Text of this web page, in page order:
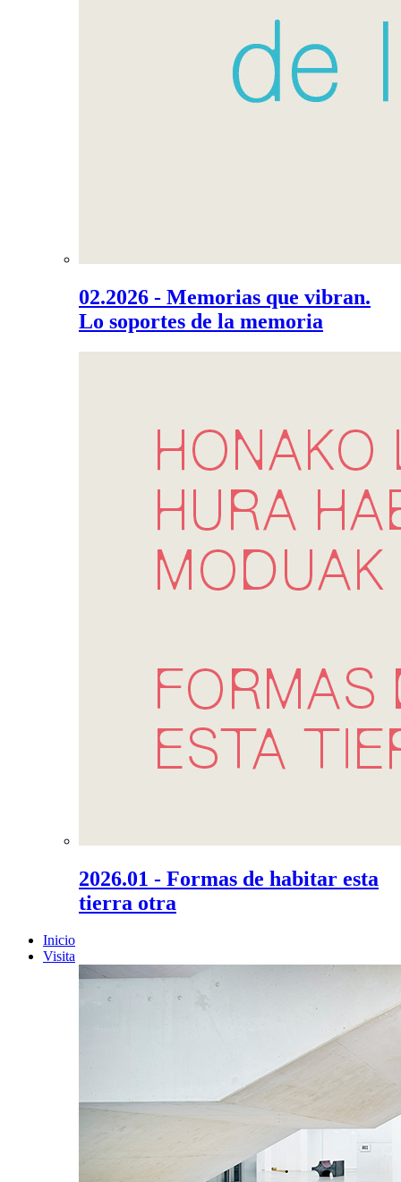
02.2026 - Memorias que vibran.
Lo soportes de la memoria
2026.01 - Formas de habitar esta
tierra otra
Inicio
Visita